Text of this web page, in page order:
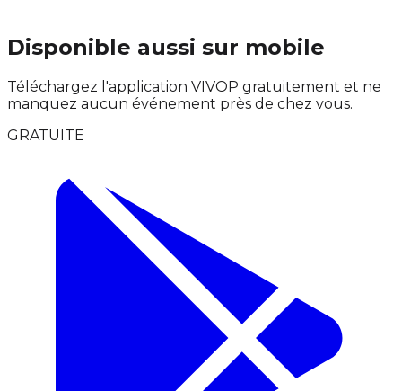
Disponible aussi sur mobile
Téléchargez l'application VIVOP gratuitement et ne
manquez aucun événement près de chez vous.
GRATUITE